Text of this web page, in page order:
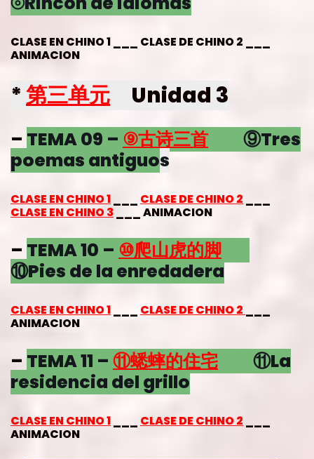
CLASE EN CHINO 1 ___ CLASE DE CHINO 2 ___
ANIMACION
*第三单元 Unidad 3
– TEMA 09 – ⑨古诗三首 ⑨Tres
poemas antiguos
CLASE EN CHINO 1 CLASE DE CHINO 2
CLASE EN CHINO 3 ___ ANIMACION
– TEMA 10 – ⑩爬山虎的脚
⑩Pies de la enredadera
CLASE EN CHINO 1 CLASE DE CHINO 2
ANIMACION
– TEMA 11 – ⑪蟋蟀的住宅 ⑪La
residencia del grillo
CLASE EN CHINO 1 CLASE DE CHINO 2
ANIMACION